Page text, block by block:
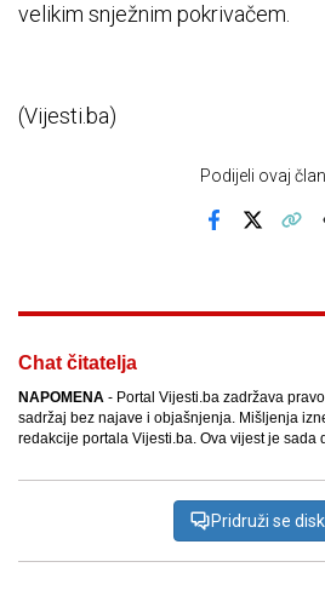
velikim snježnim pokrivačem.
(Vijesti.ba)
Podijeli ovaj
Chat čitatelja
NAPOMENA - Portal Vijesti.ba zadržava
sadržaj bez najave i objašnjenja. Mišljenja
redakcije portala Vijesti.ba. Ova vijest je sada
Pridruži se